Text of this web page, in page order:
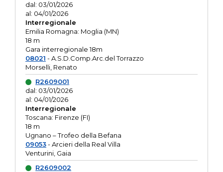
dal: 03/01/2026
al: 04/01/2026
Interregionale
Emilia Romagna: Moglia (MN)
18 m
Gara interregionale 18m
08021 - A.S.D.Comp.Arc.del Torrazzo
Morselli, Renato
R2609001
dal: 03/01/2026
al: 04/01/2026
Interregionale
Toscana: Firenze (FI)
18 m
Ugnano – Trofeo della Befana
09053- Arcieri della Real Villa
Venturini, Gaia
R2609002